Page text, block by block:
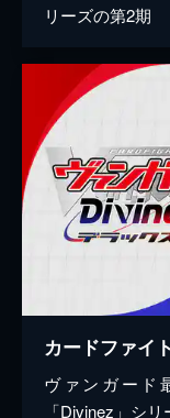
リーズの第2期
ヴァンガード
「Divinez」シ